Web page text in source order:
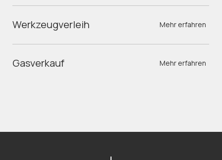
Werkzeugverleih Mehr erfahren
Gasverkauf Mehr erfahren